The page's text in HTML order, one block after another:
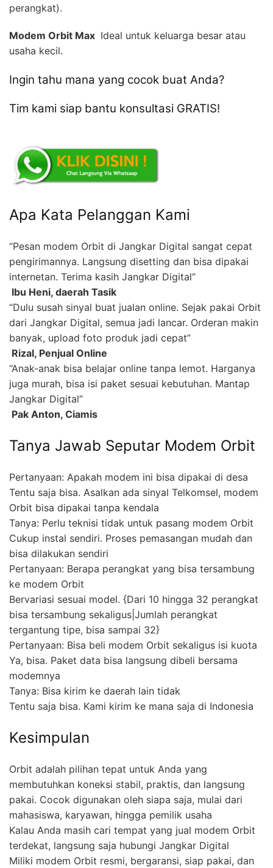
perangkat).
Modem Orbit Max  Ideal untuk keluarga besar atau
usaha kecil.
Ingin tahu mana yang cocok buat Anda?
Tim kami siap bantu konsultasi GRATIS!
Apa Kata Pelanggan Kami
“Pesan modem Orbit di Jangkar Digital sangat cepat
pengirimannya. Langsung disetting dan bisa dipakai
internetan. Terima kasih Jangkar Digital”
 Ibu Heni, daerah Tasik
“Dulu susah sinyal buat jualan online. Sejak pakai Orbit
dari Jangkar Digital, semua jadi lancar. Orderan makin
banyak, upload foto produk jadi cepat”
 Rizal, Penjual Online
“Anak-anak bisa belajar online tanpa lemot. Harganya
juga murah, bisa isi paket sesuai kebutuhan. Mantap
Jangkar Digital”
 Pak Anton, Ciamis
Tanya Jawab Seputar Modem Orbit
Pertanyaan: Apakah modem ini bisa dipakai di desa
Tentu saja bisa. Asalkan ada sinyal Telkomsel, modem
Orbit bisa dipakai tanpa kendala
Tanya: Perlu teknisi tidak untuk pasang modem Orbit
Cukup instal sendiri. Proses pemasangan mudah dan
bisa dilakukan sendiri
Pertanyaan: Berapa perangkat yang bisa tersambung
ke modem Orbit
Bervariasi sesuai model. {Dari 10 hingga 32 perangkat
bisa tersambung sekaligus|Jumlah perangkat
tergantung tipe, bisa sampai 32}
Pertanyaan: Bisa beli modem Orbit sekaligus isi kuota
Ya, bisa. Paket data bisa langsung dibeli bersama
modemnya
Tanya: Bisa kirim ke daerah lain tidak
Tentu saja bisa. Kami kirim ke mana saja di Indonesia
Kesimpulan
Orbit adalah pilihan tepat untuk Anda yang
membutuhkan koneksi stabil, praktis, dan langsung
pakai. Cocok digunakan oleh siapa saja, mulai dari
mahasiswa, karyawan, hingga pemilik usaha
Kalau Anda masih cari tempat yang jual modem Orbit
terdekat, langsung saja hubungi Jangkar Digital
Miliki modem Orbit resmi, bergaransi, siap pakai, dan